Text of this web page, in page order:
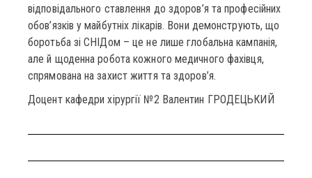
відповідального ставлення до здоров’я та професійних
обов’язків у майбутніх лікарів. Вони демонструють, що
боротьба зі СНІДом – це не лише глобальна кампанія,
але й щоденна робота кожного медичного фахівця,
спрямована на захист життя та здоров’я.
Доцент кафедри хірургії №2 Валентин ГРОДЕЦЬКИЙ